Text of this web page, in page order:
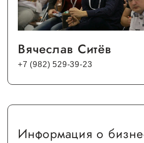
Вячеслав Ситёв
+7 (982) 529-39-23
Информация о